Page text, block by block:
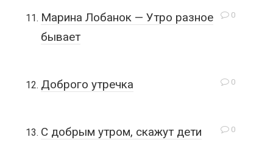
0
Марина Лобанок — Утро разное
бывает
0
Доброго утречка
0
С добрым утром, скажут дети